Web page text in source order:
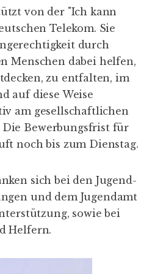
von der "Ich kann
Telekom. Sie
durch
Menschen dabei helfen,
zu entfalten, im
auf diese Weise
am gesellschaftlichen
Bewerbungsfrist für
noch bis zum Dienstag.
sich bei den Jugend-
und dem Jugendamt
sowie bei
Helfern.